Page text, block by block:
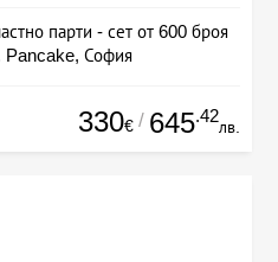
парти - сет от 600 броя
Pancake, София
330€ / 645.42
лв.